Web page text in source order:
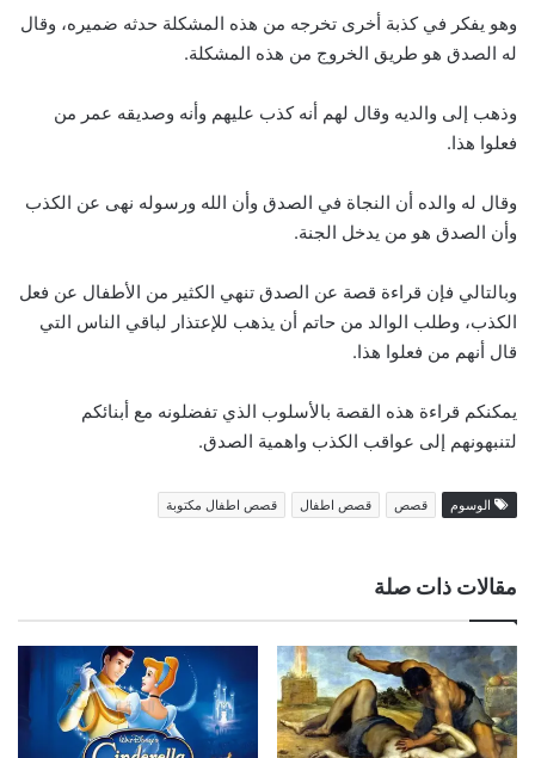
وهو يفكر في كذبة أخرى تخرجه من هذه المشكلة حدثه ضميره، وقال
له الصدق هو طريق الخروج من هذه المشكلة.
وذهب إلى والديه وقال لهم أنه كذب عليهم وأنه وصديقه عمر من
فعلوا هذا.
وقال له والده أن النجاة في الصدق وأن الله ورسوله نهى عن الكذب
وأن الصدق هو من يدخل الجنة.
وبالتالي فإن قراءة قصة عن الصدق تنهي الكثير من الأطفال عن فعل
الكذب، وطلب الوالد من حاتم أن يذهب للإعتذار لباقي الناس التي
قال أنهم من فعلوا هذا.
يمكنكم قراءة هذه القصة بالأسلوب الذي تفضلونه مع أبنائكم
لتنبهونهم إلى عواقب الكذب واهمية الصدق.
الوسوم قصص قصص اطفال قصص اطفال مكتوبة
مقالات ذات صلة